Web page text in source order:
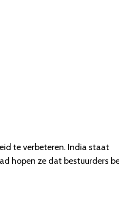
te verbeteren. India staat
hopen ze dat bestuurders